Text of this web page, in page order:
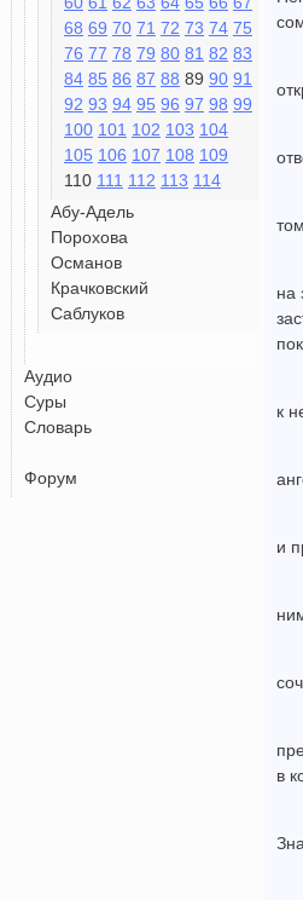
68 69 70 71 72 73 74 75
76 77 78 79 80 81 82 83
84 85 86 87 88 89 90 91
92 93 94 95 96 97 98 99
100 101 102 103 104
105 106 107 108 109
110 111 112 113 114
Абу-Адель
Порохова
Османов
Крачковский
Саблуков
Аудио
Суры
Словарь
Форум
на
к
и
в